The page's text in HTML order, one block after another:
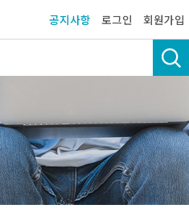
공지사항 로그인 회원가입